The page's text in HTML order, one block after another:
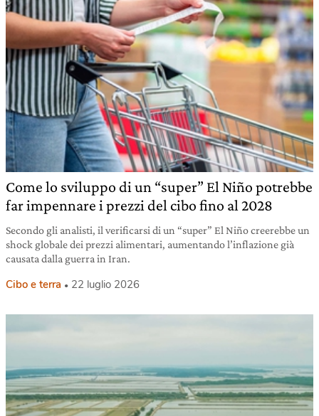
Come lo sviluppo di un “super” El Niño potrebbe
far impennare i prezzi del cibo fino al 2028
Secondo gli analisti, il verificarsi di un “super” El Niño creerebbe un
shock globale dei prezzi alimentari, aumentando l’inflazione già
causata dalla guerra in Iran.
Cibo e terra 22 luglio 2026